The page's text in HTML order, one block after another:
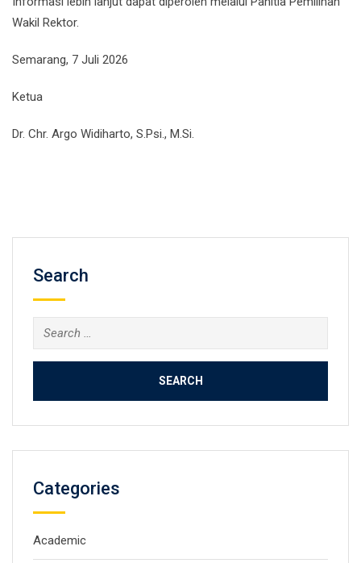
Wakil Rektor.
Semarang, 7 Juli 2026
Ketua
Dr. Chr. Argo Widiharto, S.Psi., M.Si.
Search
Search
for:
Categories
Academic